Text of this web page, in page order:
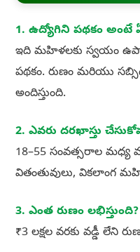
1. ఉద్యోగిని పథకం అంటే
ఇది మహిళలకు స్వయం
పథకం. రుణం మరియు
అందిస్తుంది.
2. ఎవరు దరఖాస్తు
18–55 సంవత్సరాల మధ్య
వితంతువులు, వికలాంగ
3. ఎంత రుణం లభిస్తుంది?
₹3 లక్షల వరకు వడ్డీ లేని